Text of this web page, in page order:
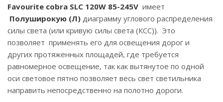
Favourite cobra SLC 120W 85-245V имеет
Полуширокую (Л) диаграмму углового распределения
силы света (или кривую силы света (КСС)). Это
позволяет применять его для освещения дорог и
других протяженных площадей, где требуется
равномерное освещение, так как вытянутое по одной
оси световое пятно позволяет весь свет светильника
направить непосредственно на полотно дороги.